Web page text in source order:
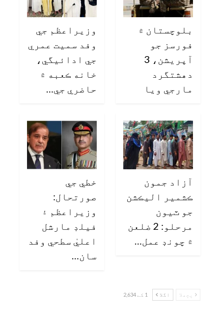
بلوچستان ۾
فورسز جو
آپريشن، 3
دهشتگرد
مارجي ويا
وزيراعظم جي
وفد سميت عمري
جي ادائيگي،
خانه ڪعبه ۾
حاضري جي…
آزاد جمون
ڪشمير اليڪشن
جو ٽيون
مرحلو: 2 ضلعن
۾ چونڊ عمل…
خطي جي
صورتحال:
وزيراعظم ۽
فيلڊ مارشل
اعليٰ سطحي وفد
سان…
پچھلا اگلا 1 کے 2,634